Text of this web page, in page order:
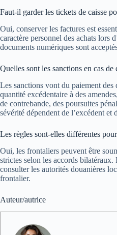
Faut-il garder les tickets de caisse
Oui, conserver les factures est
caractère personnel des achats lors
documents numériques sont
Quelles sont les sanctions en cas de
Les sanctions vont du paiement des
quantité excédentaire à des
de contrebande, des poursuites
sévérité dépendent de l’excédent et
Les règles sont-elles différentes
Oui, les frontaliers peuvent être
strictes selon les accords bilatéraux.
consulter les autorités douanières
frontalier.
Auteur/autrice